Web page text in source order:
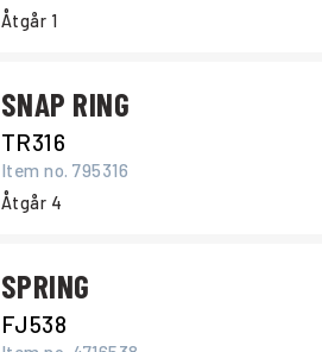
Åtgår 1
SNAP RING
TR316
Item no.795316
Åtgår 4
SPRING
FJ538